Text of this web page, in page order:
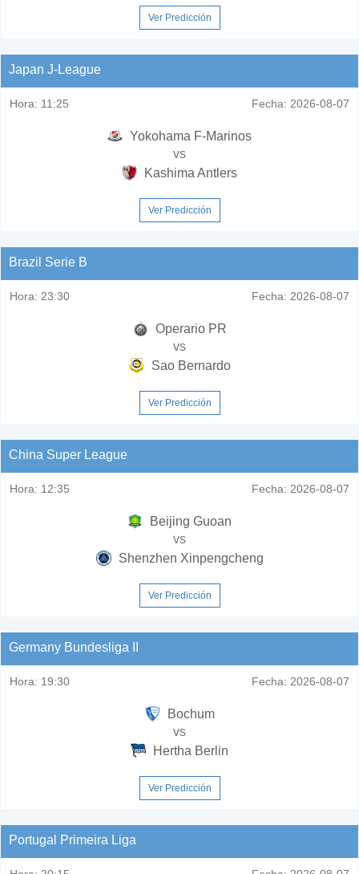
Ver Predicción
Japan J-League
Hora: 11:25 Fecha: 2026-08-07
Yokohama F-Marinos
vs
Kashima Antlers
Ver Predicción
Brazil Serie B
Hora: 23:30 Fecha: 2026-08-07
Operario PR
vs
Sao Bernardo
Ver Predicción
China Super League
Hora: 12:35 Fecha: 2026-08-07
Beijing Guoan
vs
Shenzhen Xinpengcheng
Ver Predicción
Germany Bundesliga II
Hora: 19:30 Fecha: 2026-08-07
Bochum
vs
Hertha Berlin
Ver Predicción
Portugal Primeira Liga